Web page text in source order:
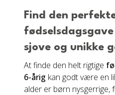
Find den
sjove og unikke
At finde den helt rigtige
6-årig kan godt være en
alder er børn nysgerrige,